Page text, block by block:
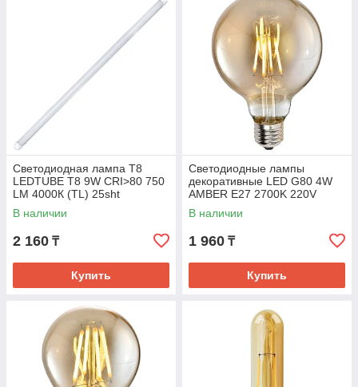
Светодиодная лампа Т8
LEDTUBE T8 9W CRI>80 750
LM 4000К (TL) 25sht
В наличии
2 160 ₸
Купить
Светодиодные лампы
декоративные LED G80 4W
AMBER E27 2700K 220V
(TL)100sh
В наличии
1 960 ₸
Купить